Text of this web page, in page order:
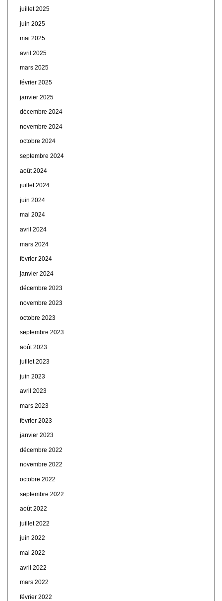
juillet 2025
juin 2025
mai 2025
avril 2025
mars 2025
février 2025
janvier 2025
décembre 2024
novembre 2024
octobre 2024
septembre 2024
août 2024
juillet 2024
juin 2024
mai 2024
avril 2024
mars 2024
février 2024
janvier 2024
décembre 2023
novembre 2023
octobre 2023
septembre 2023
août 2023
juillet 2023
juin 2023
avril 2023
mars 2023
février 2023
janvier 2023
décembre 2022
novembre 2022
octobre 2022
septembre 2022
août 2022
juillet 2022
juin 2022
mai 2022
avril 2022
mars 2022
février 2022